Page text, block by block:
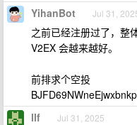
YihanBot Jul 31,
之前已经注册过了，整
V2EX 会越来越好。
前排求个空投
llf Jul 31, 2025